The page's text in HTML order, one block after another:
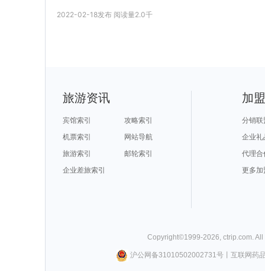
2022-02-18发布 阅读量2.0千
旅游资讯
宾馆索引
攻略索引
机票索引
网站导航
旅游索引
邮轮索引
企业差旅索引
加
分销联
企业礼
代理合
更多加
Copyright©1999-2026 ctrip.com .
沪公网备31010502002731号丨 互联网药